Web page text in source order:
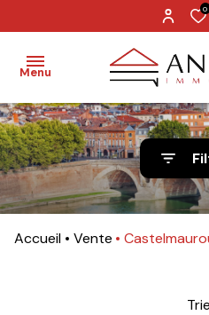
0
Menu
Accueil
Ventes
Locations
Accueil Vente